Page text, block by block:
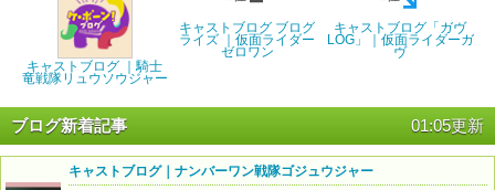
キャストブログ ｜騎士
竜戦隊リュウソウジャー
キャストブログ ブログ
ライズ ｜仮面ライダー
ゼロワン
キャストブログ「ガヴ
LOG」｜仮面ライダーガ
ヴ
ブログ新着記事 01:05更新
キャストブログ｜ナンバーワン戦隊ゴジュウジャー